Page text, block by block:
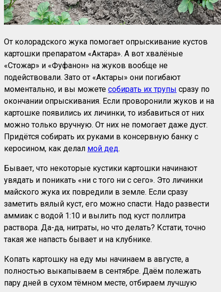
От колорадского жука помогает опрыскивание кустов
картошки препаратом «Актара». А вот хвалёные
«Стожар» и «Фуфанон» на жуков вообще не
подействовали. Зато от «Актары» они погибают
моментально, и вы можете собирать их трупы сразу по
окончании опрыскивания. Если проворонили жуков и на
картошке появились их личинки, то избавиться от них
можно только вручную. От них не помогает даже дуст.
Придётся собирать их руками в консервную банку с
керосином, как делал мой дед.
Бывает, что некоторые кустики картошки начинают
увядать и поникать «ни с того ни с сего». Это личинки
майского жука их повредили в земле. Если сразу
заметить вялый куст, его можно спасти. Надо развести
аммиак с водой 1:10 и вылить под куст поллитра
раствора. Да-да, нитраты, но что делать? Кстати, точно
такая же напасть бывает и на клубнике.
Копать картошку на еду мы начинаем в августе, а
полностью выкапываем в сентябре. Даём полежать
пару дней в сухом тёмном месте, отбираем лучшую